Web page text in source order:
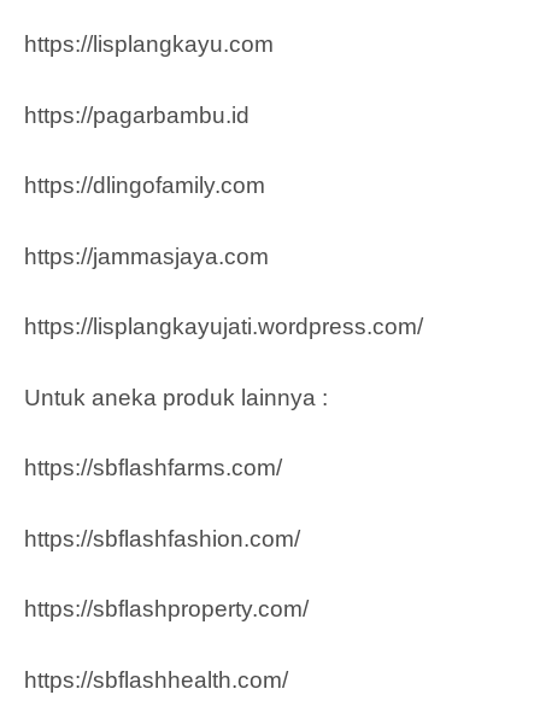
https://lisplangkayu.com
https://pagarbambu.id
https://dlingofamily.com
https://jammasjaya.com
https://lisplangkayujati.wordpress.com/
Untuk aneka produk lainnya :
https://sbflashfarms.com/
https://sbflashfashion.com/
https://sbflashproperty.com/
https://sbflashhealth.com/